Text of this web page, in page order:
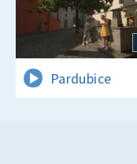
Pardubice